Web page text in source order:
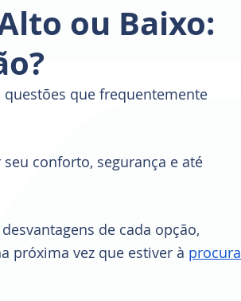
ou Baixo:
que frequentemente
conforto, segurança e até
de cada opção,
próxima vez que estiver à procura